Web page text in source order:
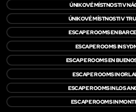
ÚNIKOVÉ MÍSTNOSTI V
ÚNIKOVÉ MÍSTNOSTI V
ESCAPE ROOMS EN
ESCAPE ROOMS IN
ESCAPE ROOMS EN
ESCAPE ROOMS IN
ESCAPE ROOMS IN LOS
ESCAPE ROOMS IN